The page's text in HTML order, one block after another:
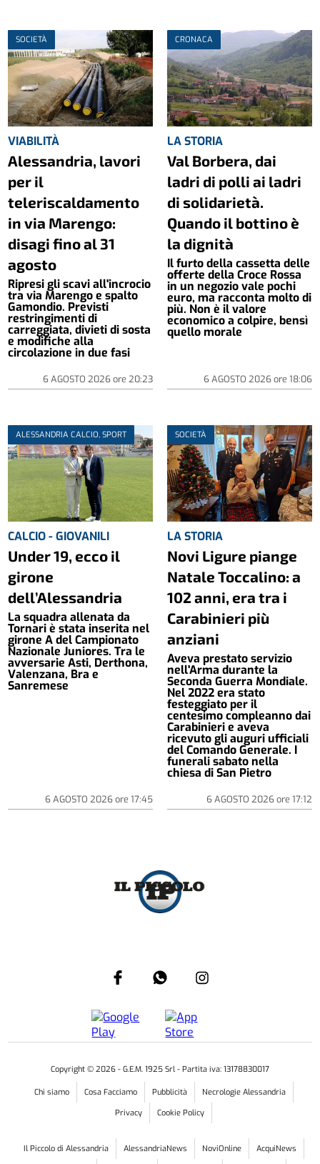
SOCIETÀ
VIABILITÀ
Alessandria, lavori
per il
teleriscaldamento
in via Marengo:
disagi fino al 31
agosto
Ripresi gli scavi all'incrocio
tra via Marengo e spalto
Gamondio. Previsti
restringimenti di
carreggiata, divieti di sosta
e modifiche alla
circolazione in due fasi
6 AGOSTO 2026ore 20:23
CRONACA
LA STORIA
Val Borbera, dai
ladri di polli ai ladri
di solidarietà.
Quando il bottino è
la dignità
Il furto della cassetta delle
offerte della Croce Rossa
in un negozio vale pochi
euro, ma racconta molto di
più. Non è il valore
economico a colpire, bensì
quello morale
6 AGOSTO 2026ore 18:06
ALESSANDRIA CALCIO, SPORT
CALCIO - GIOVANILI
Under 19, ecco il
girone
dell’Alessandria
La squadra allenata da
Tornari è stata inserita nel
girone A del Campionato
Nazionale Juniores. Tra le
avversarie Asti, Derthona,
Valenzana, Bra e
Sanremese
6 AGOSTO 2026ore 17:45
SOCIETÀ
LA STORIA
Novi Ligure piange
Natale Toccalino: a
102 anni, era tra i
Carabinieri più
anziani
Aveva prestato servizio
nell'Arma durante la
Seconda Guerra Mondiale.
Nel 2022 era stato
festeggiato per il
centesimo compleanno dai
Carabinieri e aveva
ricevuto gli auguri ufficiali
del Comando Generale. I
funerali sabato nella
chiesa di San Pietro
6 AGOSTO 2026ore 17:12
Copyright © 2026 - G.E.M. 1925 Srl - Partita iva: 13178830017
Chi siamo Cosa Facciamo Pubblicità
Necrologie Alessandria
Privacy
Cookie Policy
Il Piccolo di Alessandria AlessandriaNews NoviOnline AcquiNews